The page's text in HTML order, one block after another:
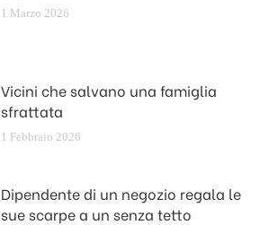
1 Marzo 2026
Vicini che salvano una famiglia
sfrattata
1 Febbraio 2026
Dipendente di un negozio regala le
sue scarpe a un senza tetto